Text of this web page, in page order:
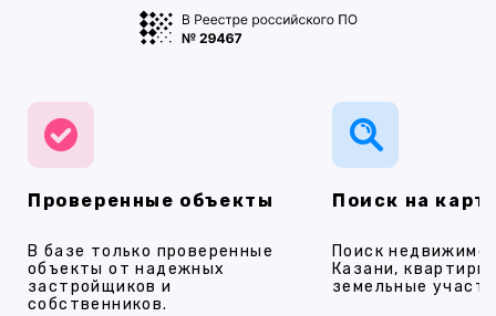
Проверенные объекты
В базе только проверенные
объекты от надежных
застройщиков и
собственников.
Поиск на
Поиск
Казани,
земельные